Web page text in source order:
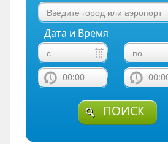
Дата и Время
00:00
ПОИСК